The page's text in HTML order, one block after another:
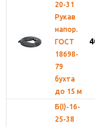
20-31
Рукав
напор.
ГОСТ
18698-
79
бухта
до 15 м
Б(I)-16-
25-38